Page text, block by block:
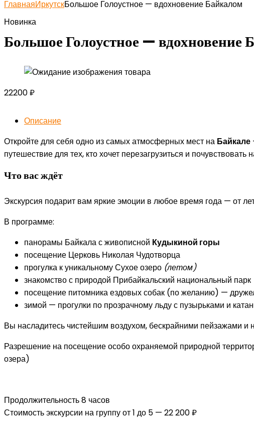
ГлавнаяИркутскБольшое Голоустное — вдохновение Байкалом
Новинка
Большое Голоустное — вдохновение
22200₽
Описание
Откройте для себя одно из самых атмосферных мест на Байкале
путешествие для тех, кто хочет перезагрузиться и почувствовать
Что вас ждёт
Экскурсия подарит вам яркие эмоции в любое время года — от
В программе:
панорамы Байкала с живописной Кудыкиной горы
посещение Церковь Николая Чудотворца
прогулка к уникальному Сухое озеро (летом)
знакомство с природой Прибайкальский национальный парк
посещение питомника ездовых собак (по желанию) —
зимой — прогулки по прозрачному льду с пузырьками и
Вы насладитесь чистейшим воздухом, бескрайними пейзажами и
Разрешение на посещение особо охраняемой природной
озера)
Продолжительность 8 часов
Стоимость экскурсии на группу от 1 до 5 — 22 200 ₽